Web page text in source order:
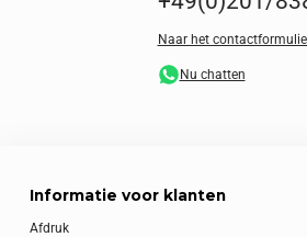
Naar het
Nu chatten
Informatie voor klanten
Afdruk